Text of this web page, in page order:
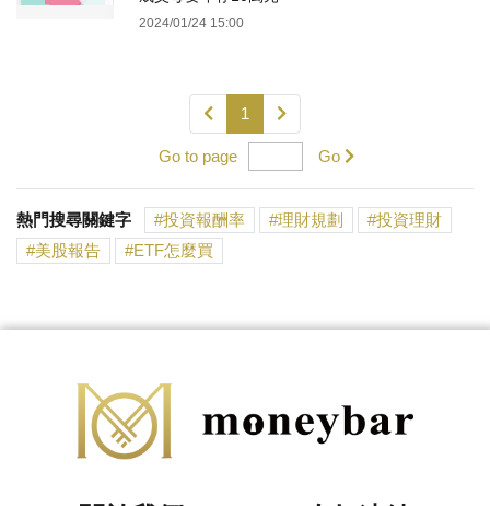
2024/01/24 15:00
1
Go to page Go
熱門搜尋關鍵字 投資報酬率 理財規劃
投資理財
美股報告
ETF怎麼買